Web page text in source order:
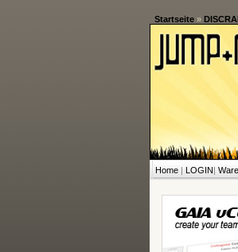
Startseite»
Home| LOGIN|